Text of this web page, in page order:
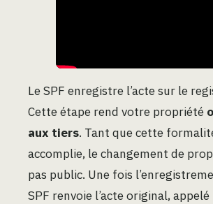
Le SPF enregistre l’acte sur le
Cette étape rend votre propriété
aux tiers. Tant que cette
accomplie, le changement de
pas public. Une fois
SPF renvoie l’acte original,